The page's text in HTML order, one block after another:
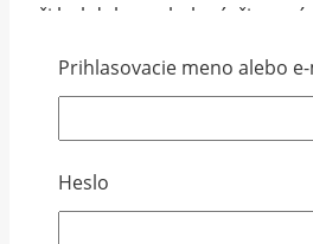
či bol dobre zabalený, či nemá
príslušenstvo a podpísať
tovaru. V prípade jeho
prepravy.
Prihlasovacie meno alebo
Heslo